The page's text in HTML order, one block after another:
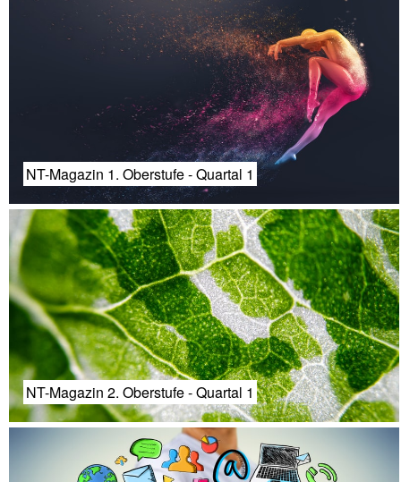
NT-Magazin 1. Oberstufe - Quartal 1
NT-Magazin 2. Oberstufe - Quartal 1